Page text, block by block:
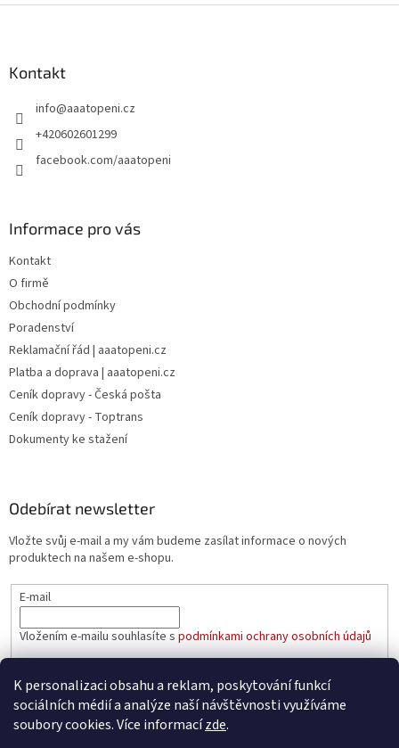
K personalizaci obsahu a reklam, poskytování funkcí
sociálních médií a analýze naší návštěvnosti využíváme
soubory cookies. Více informacízde.
Kontakt
info@aaatopeni.cz
+420602601299
facebook.com/aaatopeni
Informace pro vás
Kontakt
O firmě
Obchodní podmínky
Poradenství
Reklamační řád | aaatopeni.cz
Platba a doprava | aaatopeni.cz
Ceník dopravy - Česká pošta
Ceník dopravy - Toptrans
Dokumenty ke stažení
Odebírat newsletter
Vložte svůj e-mail a my vám budeme zasílat informace o nových
produktech na našem e-shopu.
E-mail
Vložením e-mailu souhlasíte s podmínkami ochrany osobních údajů
PŘIHLÁSIT SE